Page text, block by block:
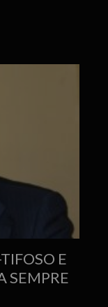
E
SEMPRE